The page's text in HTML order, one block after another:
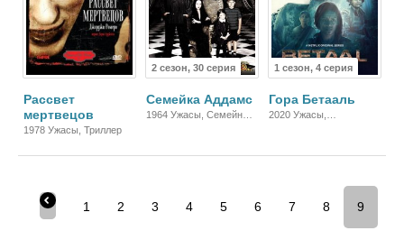
Рассвет
мертвецов
1978 Ужасы, Триллер
2 сезон, 30 серия
Семейка Аддамс
1964 Ужасы, Семейный,
1 сезон, 4 серия
Гора Бетааль
2020 Ужасы,
1 2 3 4 5 6 7 8 9